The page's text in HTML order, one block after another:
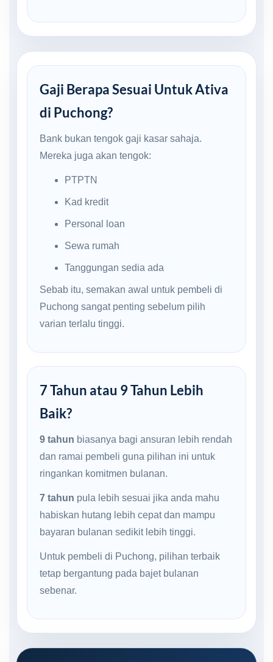
Gaji Berapa Sesuai Untuk Ativa
di Puchong?
Bank bukan tengok gaji kasar sahaja.
Mereka juga akan tengok:
PTPTN
Kad kredit
Personal loan
Sewa rumah
Tanggungan sedia ada
Sebab itu, semakan awal untuk pembeli di
Puchong sangat penting sebelum pilih
varian terlalu tinggi.
7 Tahun atau 9 Tahun Lebih
Baik?
9 tahun biasanya bagi ansuran lebih rendah
dan ramai pembeli guna pilihan ini untuk
ringankan komitmen bulanan.
7 tahun pula lebih sesuai jika anda mahu
habiskan hutang lebih cepat dan mampu
bayaran bulanan sedikit lebih tinggi.
Untuk pembeli di Puchong, pilihan terbaik
tetap bergantung pada bajet bulanan
sebenar.